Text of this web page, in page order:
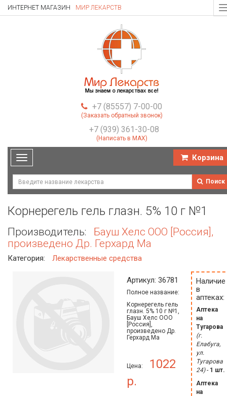
ИНТЕРНЕТ МАГАЗИН МИР ЛЕКАРСТВ
+7 (85557) 7-00-00
(Заказать обратный звонок)
+7 (939) 361-30-08
(Написать в MAX)
Toggle
navigation
Корзина
Поиск
Корнерегель гель глазн. 5% 10 г №1
Производитель:
Бауш Хелс ООО [Россия],
произведено Др. Герхард Ма
Категория: Лекарственные средства
Артикул: 36781
Полное название:
Корнерегель гель
глазн. 5% 10 г №1,
Бауш Хелс ООО
[Россия],
произведено Др.
Герхард Ма
Цена:
1022
р.
Наличие
в
аптеках:
Аптека
на
Тугарова
(г.
Елабуга,
ул.
Тугарова
24)- 1 шт.
Аптека
на